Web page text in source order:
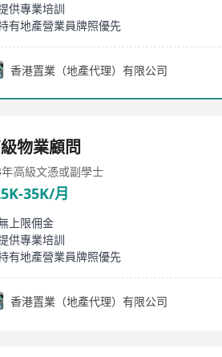
供專業培訓
有地產營業員牌照優先
香港置業（地產代理）有限公司
物業顧問
高級文憑或副學士
35K/月
上限佣金
供專業培訓
有地產營業員牌照優先
香港置業（地產代理）有限公司